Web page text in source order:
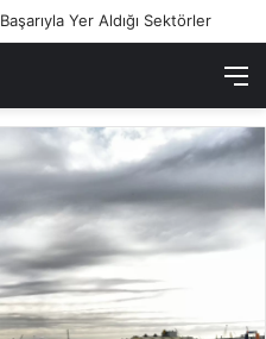
Yer Aldığı Sektörler